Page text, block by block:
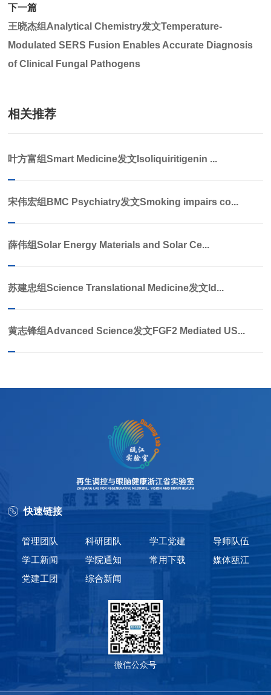
下一篇
王晓杰组Analytical Chemistry发文Temperature-
Modulated SERS Fusion Enables Accurate Diagnosis
of Clinical Fungal Pathogens
相关推荐
叶方富组Smart Medicine发文Isoliquiritigenin ...
宋伟宏组BMC Psychiatry发文Smoking impairs co...
薛伟组Solar Energy Materials and Solar Ce...
苏建忠组Science Translational Medicine发文Id...
黄志锋组Advanced Science发文FGF2 Mediated US...
快速链接
管理团队 科研团队 学工党建
导师队伍
学工新闻
学院通知 常用下载
媒体瓯江
党建工团
综合新闻
微信公众号